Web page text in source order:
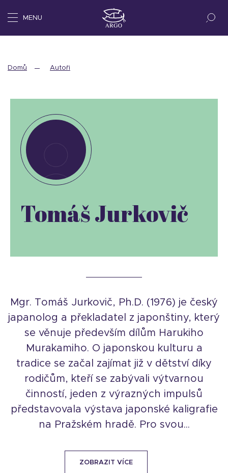
MENU
Domů Autoři
Tomáš Jurkovič
Mgr. Tomáš Jurkovič, Ph.D. (1976) je český
japanolog a překladatel z japonštiny, který
se věnuje především dílům Harukiho
Murakamiho. O japonskou kulturu a
tradice se začal zajímat již v dětství díky
rodičům, kteří se zabývali výtvarnou
činností, jeden z výrazných impulsů
představovala výstava japonské kaligrafie
na Pražském hradě. Pro svou...
ZOBRAZIT VÍCE